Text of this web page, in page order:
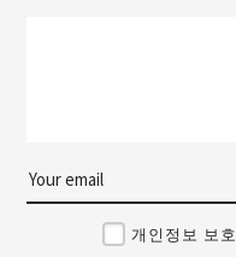
개인정보 보